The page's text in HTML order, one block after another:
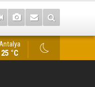
Duygulandırdı
25 °C